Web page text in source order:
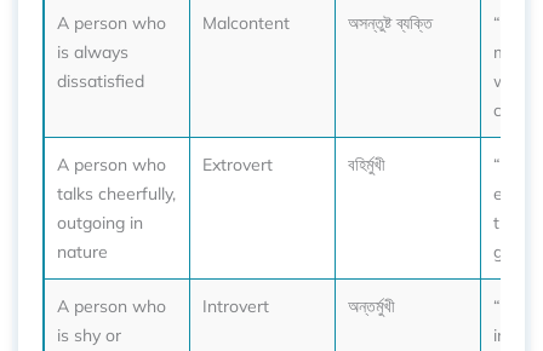
A person who
is always
dissatisfied
Malcontent অসন্তুষ্ট ব্যক্তি
“He’s
who
A person who
talks cheerfully,
outgoing in
nature
Extrovert বহির্মুখী
A person who
is shy or
Introvert অন্তর্মুখী